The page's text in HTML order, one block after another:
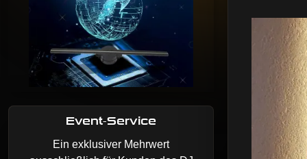
Event-Service
Ein exklusiver Mehrwert